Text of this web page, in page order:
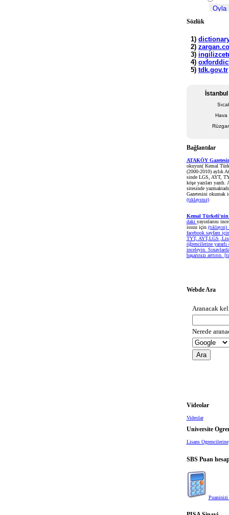
Sözlük
Hava
Bağlantılar
ATAKÖY
okuyun( Kemal
(2000-2010) aylık
sinde LGS, AYT,
köşe yazıları yazdı.
sitesinde
Gazetesini okumak
(tıklayınız)
Kemal Türkeli'nin
daki yayınlarını
issuu için (tıklayın)
facebook sayfam
TYT, AYT,LGS
öğrencilerine yararlı
inceleyin.
başarınızı arttırın.
Webde Ara
Videolar
Videolar
Universite
Lisans Ogrencilerine
SBS Puan